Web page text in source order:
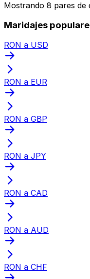
Mostrando 8 pares de
Maridajes
RON a USD
RON a EUR
RON a GBP
RON a JPY
RON a CAD
RON a AUD
RON a CHF